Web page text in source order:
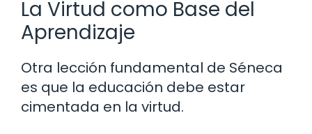
La Virtud como Base del
Aprendizaje
Otra lección fundamental de Séneca
es que la educación debe estar
cimentada en la virtud.